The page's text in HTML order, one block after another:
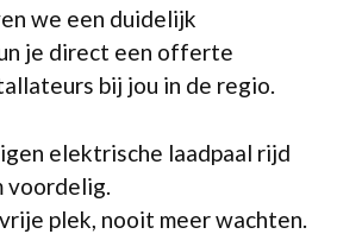
we een duidelijk
je direct een offerte
bij jou in de regio.
elektrische laadpaal rijd
voordelig.
plek, nooit meer wachten.